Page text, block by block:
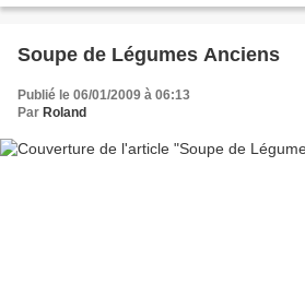
Soupe de Légumes Anciens
Publié le 06/01/2009 à 06:13
Par Roland